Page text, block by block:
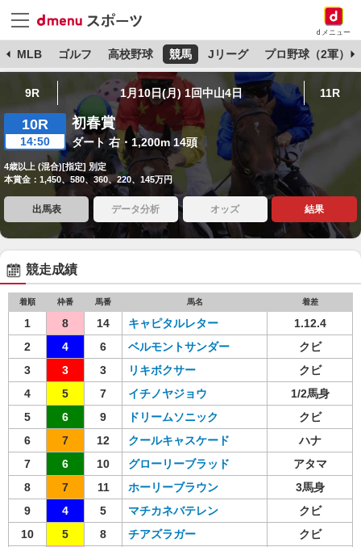
dメニュー
MLB ゴルフ 高校野球 競馬 Jリーグ プロ野球（2軍）
9R 1月10日(月) 1回中山4日 11R
10R
14:50
初春賞
ダート 右・1,200m 14頭
4歳以上 (混合)[指定] 別定
本賞金：1,450、580、360、220、145万円
出馬表 データ分析 オッズ 結果
競走成績
着順 枠番 馬番 馬名 着差
1 8 14 キャピタルレター
1.12.4
2
4 6 ベルモントサンダー
クビ
3
3 3 リキボクサー
クビ
4
5 7 イチノヤジョウ
1/2馬身
5
6 9 ドリームソニック
クビ
6
7 12 クールキャスケード
ハナ
7
6 10 グローリーブラッド
アタマ
8
7 11 ホーリーブラウン
3馬身
9
4 5 マチカネバテレン
クビ
10
5 8 チアズラガー
クビ